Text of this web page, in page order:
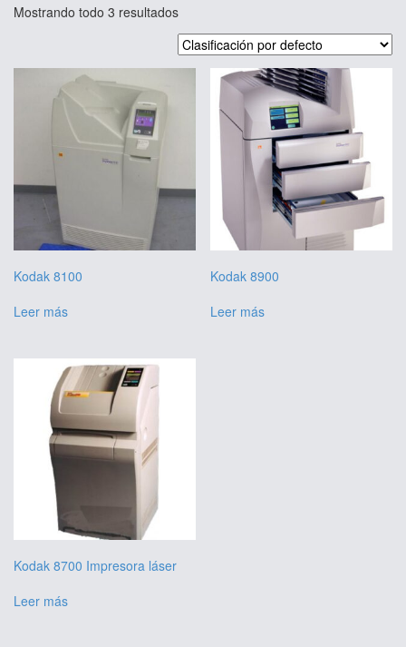
Mostrando todo 3 resultados
Kodak 8100
Leer más
Kodak 8900
Leer más
Kodak 8700 Impresora láser
Leer más